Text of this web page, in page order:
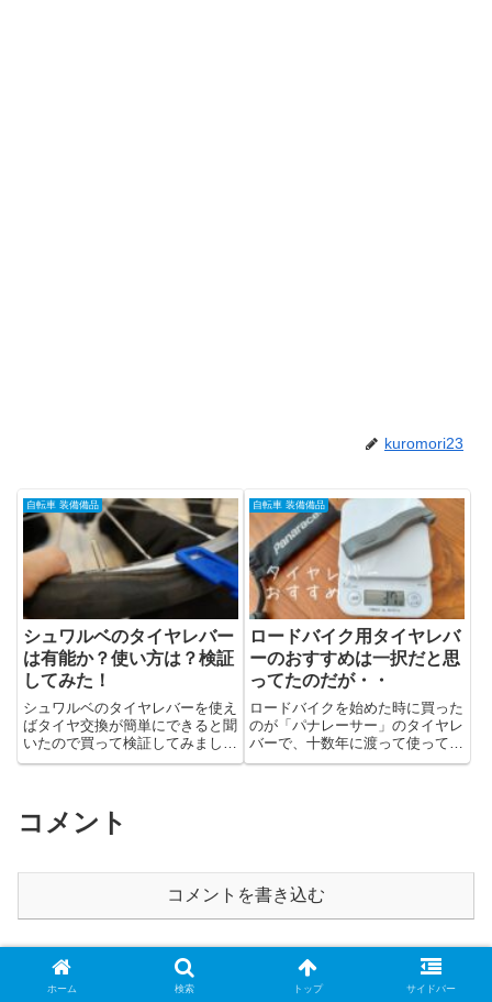
kuromori23
自転車 装備備品
シュワルベのタイヤレバー
は有能か？使い方は？検証
してみた！
シュワルベのタイヤレバーを使え
ばタイヤ交換が簡単にできると聞
いたので買って検証してみまし
た。前回、交...
自転車 装備備品
ロードバイク用タイヤレバ
ーのおすすめは一択だと思
ってたのだが・・
ロードバイクを始めた時に買った
のが「パナレーサー」のタイヤレ
バーで、十数年に渡って使ってい
て何不自由...
コメント
コメントを書き込む
※当ブログでは商品・サービスのリンク先にプロモーションを含みま
す。ご了承ください。
ホーム 検索 トップ サイドバー